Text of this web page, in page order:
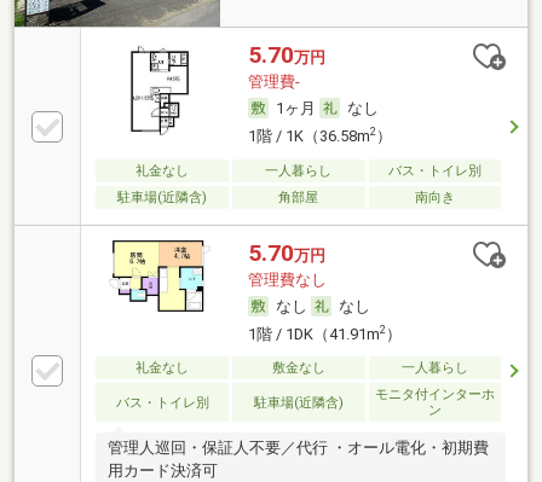
5.70万円
管理費-
1ヶ月
なし
1階 / 1K（36.58m2）
礼金なし 一人暮らし
バス・トイレ別
駐車場(近隣含)
角部屋 南向き
5.70万円
管理費なし
なし
なし
1階 / 1DK（41.91m2）
礼金なし 敷金なし 一人暮らし
バス・トイレ別 駐車場(近隣含)
モニタ付インターホ
ン
管理人巡回・保証人不要／代行 ・オール電化・初期費
用カード決済可